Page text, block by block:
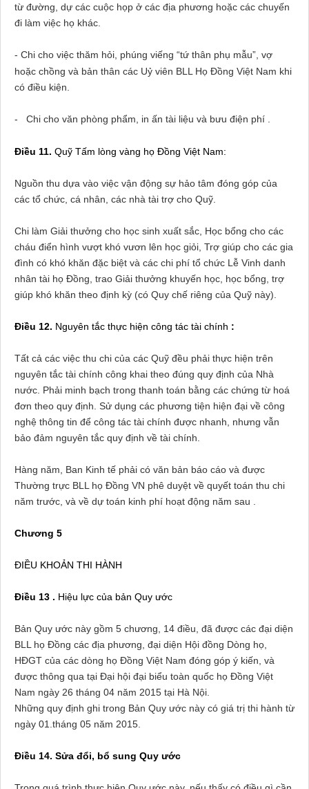
từ đường, dự các cuộc họp ở các địa phương hoặc các chuyến
đi làm việc họ khác.
- Chi cho việc thăm hỏi, phúng viếng “tứ thân phụ mẫu”, vợ
hoặc chồng và bản thân các Uỷ viên BLL Họ Đồng Việt Nam khi
có điều kiện.
- Chi cho văn phòng phẩm, in ấn tài liệu và bưu điện phí .
Điều 11. Quỹ Tấm lòng vàng họ Đồng Việt Nam:
Nguồn thu dựa vào việc vận động sự hảo tâm đóng góp của
các tổ chức, cá nhân, các nhà tài trợ cho Quỹ.
Chi làm Giải thưởng cho học sinh xuất sắc, Học bổng cho các
cháu điển hình vượt khó vươn lên học giỏi, Trợ giúp cho các gia
đình có khó khăn đặc biệt và các chi phí tổ chức Lễ Vinh danh
nhân tài họ Đồng, trao Giải thưởng khuyến học, học bổng, trợ
giúp khó khăn theo định kỳ (có Quy chế riêng của Quỹ này).
Điều 12. Nguyên tắc thực hiện công tác tài chính :
Tất cả các việc thu chi của các Quỹ đều phải thực hiện trên
nguyên tắc tài chính công khai theo đúng quy định của Nhà
nước. Phải minh bạch trong thanh toán bằng các chứng từ hoá
đơn theo quy định. Sử dụng các phương tiện hiện đại về công
nghệ thông tin để công tác tài chính được nhanh, nhưng vẫn
bảo đảm nguyên tắc quy định về tài chính.
Hàng năm, Ban Kinh tế phải có văn bản báo cáo và được
Thường trực BLL họ Đồng VN phê duyệt về quyết toán thu chi
năm trước, và về dự toán kinh phí hoạt động năm sau .
Chương 5
ĐIỀU KHOẢN THI HÀNH
Điều 13 . Hiệu lực của bản Quy ước
Bản Quy ước này gồm 5 chương, 14 điều, đã được các đại diện
BLL họ Đồng các địa phương, đại diện Hội đồng Dòng họ,
HĐGT của các dòng họ Đồng Việt Nam đóng góp ý kiến, và
được thông qua tại Đại hội đại biểu toàn quốc họ Đồng Việt
Nam ngày 26 tháng 04 năm 2015 tại Hà Nội.
Những quy định ghi trong Bản Quy ước này có giá trị thi hành từ
ngày 01.tháng 05 năm 2015.
Điều 14. Sửa đổi, bổ sung Quy ước